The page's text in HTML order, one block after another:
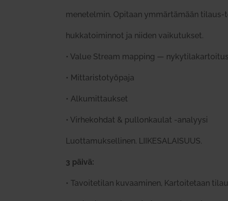
mene­telmin. Opitaan ymmär­tämään
huk­ka­toi­minnot ja niiden vai­ku­tukset.
•Value Stream mapping — nyky­ti­la­kar­toitus
• Mit­ta­ris­to­työpaja
•Alku­mit­taukset
•Vir­he­kohdat & pul­lon­kaulat ‑ana­lyysi
Luot­ta­muk­sel­linen. LIIKESALAISUUS.
3 päivä:
•Tavoi­te­tilan kuvaa­minen, Kar­toi­tetaan